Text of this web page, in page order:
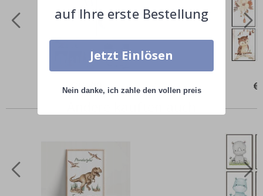
Price
€35,00
auf Ihre erste Bestellung
Jetzt Einlösen
Nein danke, ich zahle den vollen preis